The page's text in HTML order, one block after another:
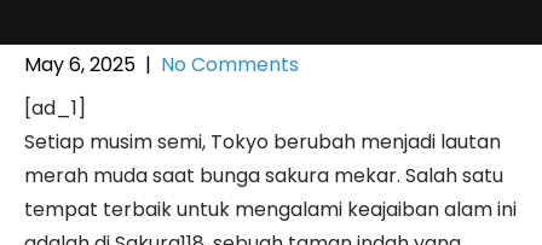
May 6, 2025 | No Comments
[ad_1]
Setiap musim semi, Tokyo berubah menjadi lautan
merah muda saat bunga sakura mekar. Salah satu
tempat terbaik untuk mengalami keajaiban alam ini